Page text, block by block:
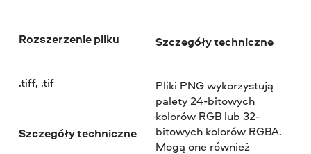
Rozszerzenie pliku
.tiff, .tif
Szczegóły techniczne
Szczegóły techniczne
Pliki PNG wykorzystują
palety 24-bitowych
kolorów RGB lub 32-
bitowych kolorów RGBA.
Mogą one również